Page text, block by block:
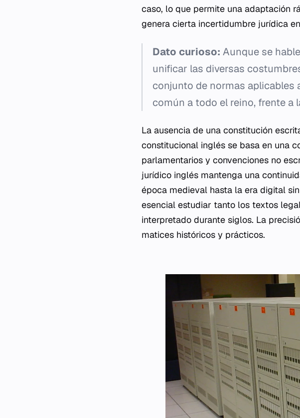
caso, lo que permite una adaptación
genera cierta incertidumbre jurídica
Dato curioso: Aunque se
unificar las diversas
conjunto de normas aplicables
común a todo el reino, frente a
La ausencia de una constitución
constitucional inglés se basa en una
parlamentarios y convenciones no
jurídico inglés mantenga una
época medieval hasta la era digital
esencial estudiar tanto los textos
interpretado durante siglos. La
matices históricos y prácticos.